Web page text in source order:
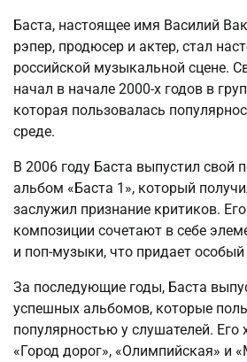
Баста, настоящее имя Василий
рэпер, продюсер и актер, стал
российской музыкальной сцене.
начал в начале 2000-х годов в
которая пользовалась
среде.
В 2006 году Баста выпустил свой
альбом «Баста 1», который
заслужил признание критиков.
композиции сочетают в себе
и поп-музыки, что придает
За последующие годы, Баста
успешных альбомов, которые
популярностью у слушателей. Его
«Город дорог», «Олимпийская» и